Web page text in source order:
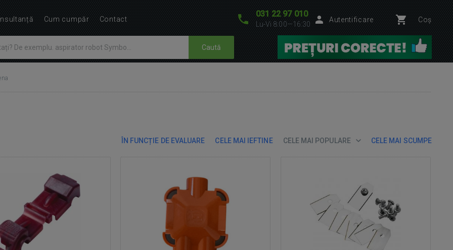
031 22 97 010
Lu-Vi 8:00—16:30
Autentificare Coș
Caută
ÎN FUNCȚIE DE EVALUARE CELE MAI IEFTINE CELE MAI POPULARE CELE MAI SCUMPE
Cum cumpăr Contact